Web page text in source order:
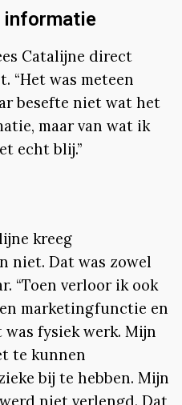
informatie
Catalijne direct
“Het was meteen
besefte niet wat het
maar van wat ik
echt blij.”
kreeg
niet. Dat was zowel
“Toen verloor ik ook
marketingfunctie en
fysiek werk. Mijn
te kunnen
bij te hebben. Mijn
niet verlengd. Dat